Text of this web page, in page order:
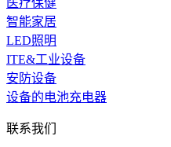
医疗保健
智能家居
LED照明
ITE&工业设备
安防设备
设备的电池充电器
联系我们